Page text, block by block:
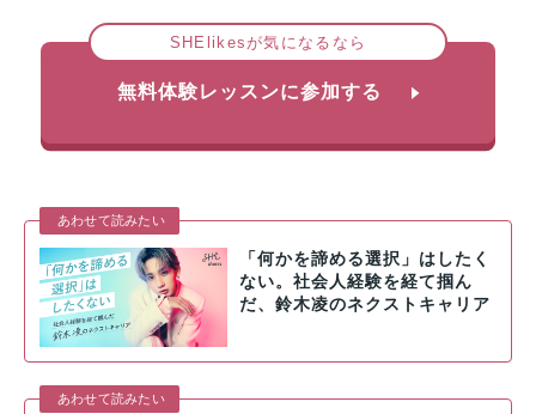
SHElikesが気になるなら
無料体験レッスンに参加する
あわせて読みたい
「何かを諦める選択」はしたく
ない。社会人経験を経て掴ん
だ、鈴木凌のネクストキャリア
あわせて読みたい